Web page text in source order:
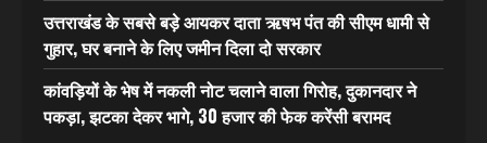
उत्तराखंड के सबसे बड़े आयकर दाता ऋषभ पंत की सीएम धामी से
गुहार, घर बनाने के लिए जमीन दिला दो सरकार
कांवड़ियों के भेष में नकली नोट चलाने वाला गिरोह, दुकानदार ने
पकड़ा, झटका देकर भागे, 30 हजार की फेक करेंसी बरामद